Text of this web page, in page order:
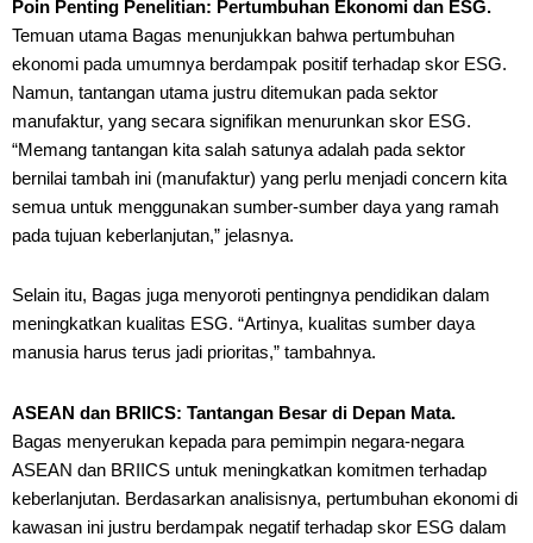
Poin Penting Penelitian: Pertumbuhan Ekonomi dan ESG.
Temuan utama Bagas menunjukkan bahwa pertumbuhan
ekonomi pada umumnya berdampak positif terhadap skor ESG.
Namun, tantangan utama justru ditemukan pada sektor
manufaktur, yang secara signifikan menurunkan skor ESG.
“Memang tantangan kita salah satunya adalah pada sektor
bernilai tambah ini (manufaktur) yang perlu menjadi concern kita
semua untuk menggunakan sumber-sumber daya yang ramah
pada tujuan keberlanjutan,” jelasnya.
Selain itu, Bagas juga menyoroti pentingnya pendidikan dalam
meningkatkan kualitas ESG. “Artinya, kualitas sumber daya
manusia harus terus jadi prioritas,” tambahnya.
ASEAN dan BRIICS: Tantangan Besar di Depan Mata.
Bagas menyerukan kepada para pemimpin negara-negara
ASEAN dan BRIICS untuk meningkatkan komitmen terhadap
keberlanjutan. Berdasarkan analisisnya, pertumbuhan ekonomi di
kawasan ini justru berdampak negatif terhadap skor ESG dalam